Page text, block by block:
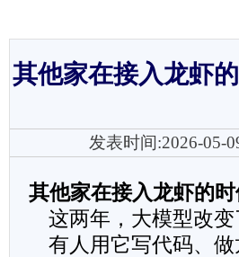
其他家在接入龙虾
发表时间:2026-
其他家在接入龙虾的
这两年，大模型改变
有人用它写代码、